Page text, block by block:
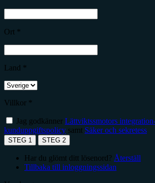
Ort *
Land *
Villkor *
Jag godkänner Lättviktssmotors
kunduppgiftspolicy samt Säker och sekretess
STEG 1 STEG 2
Har du glömt ditt lösenord? Återställ
Tillbaka till inloggningssidan